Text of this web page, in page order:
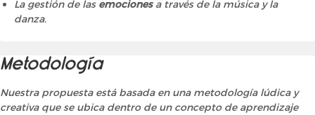
La gestión de las emocionesa través de la música y la
danza.
Metodología
Nuestra propuesta está basada en una metodología lúdica y
creativa que se ubica dentro de un concepto de aprendizaje